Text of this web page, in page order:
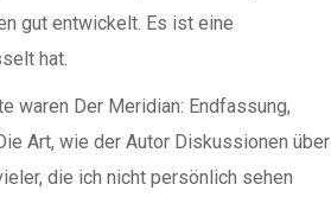
gut entwickelt. Es ist eine
hat.
waren Der Meridian: Endfassung,
Art, wie der Autor Diskussionen über
die ich nicht persönlich sehen